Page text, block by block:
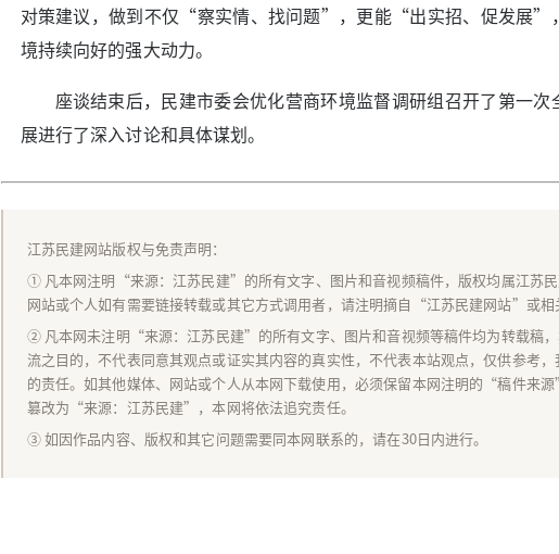
对策建议，做到不仅“察实情、找问题”，更能“出实招、促发展”
境持续向好的强大动力。
座谈结束后，民建市委会优化营商环境监督调研组召开了第一
展进行了深入讨论和具体谋划。
江苏民建网站版权与免责声明：
① 凡本网注明“来源：江苏民建”的所有文字、图片和音视频稿件，版权均属江苏民
网站或个人如有需要链接转载或其它方式调用者，请注明摘自“江苏民建网站”或相
② 凡本网未注明“来源：江苏民建”的所有文字、图片和音视频等稿件均为转载稿
流之目的，不代表同意其观点或证实其内容的真实性，不代表本站观点，仅供参考
的责任。如其他媒体、网站或个人从本网下载使用，必须保留本网注明的“稿件来
篡改为“来源：江苏民建”，本网将依法追究责任。
③ 如因作品内容、版权和其它问题需要同本网联系的，请在30日内进行。